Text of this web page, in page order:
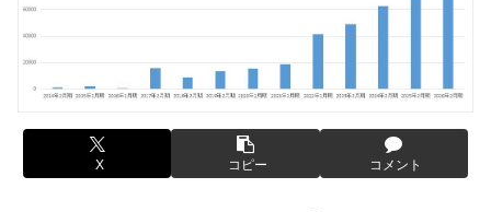
無理やり家族旅行に付いてきて露天風呂でも大声で嫌味を言
う姑。爆発寸前の私が他の客の前で「一世一代の勇気」を振
捨て身の反撃すぎる
【ToLOVEる】ユニクリ「籾岡里紗 ダークネスver.」フィギ
【速報】ジャンポケ斎藤、求刑7年で逝く。実刑確実か
の成果がない」WWWWWWWWWWW
【画像】旅人女子「夜景を撮りたかっただけなのに、故郷の
村が燃やされたみたいになった」←26万ｲｲﾈｗｗｗｗ
X コピー コメント